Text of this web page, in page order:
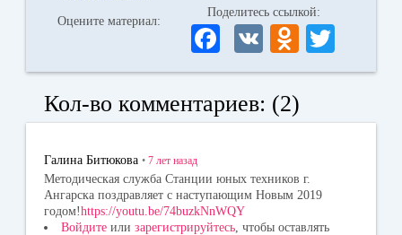
Оцените материал:
Поделитесь ссылкой:
Fa
ce
bo
ok
V
K
O
dn
la
ni
ki
wi
r
Кол-во комментариев: (2)
Галина Битюкова • 7 лет назад
Методическая служба Станции юных техников г.
Ангарска поздравляет с наступающим Новым 2019
годом!https://youtu.be/74buzkNnWQY
Войдите или зарегистрируйтесь , чтобы оставлять